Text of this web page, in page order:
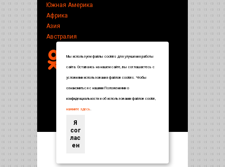
Южная Америка
Африка
Азия
Австралия
Энциклопедия по странам и городам
Мы используем файлы cookies для улучшения работы
сайта. Оставаясь на нашем сайте, вы соглашаетесь с
условиями использования файлов cookies. Чтобы
ознакомиться с нашими Положениями о
конфиденциальности и об использовании файлов cookie,
нажмите здесь.
Я
сог
лас
ен